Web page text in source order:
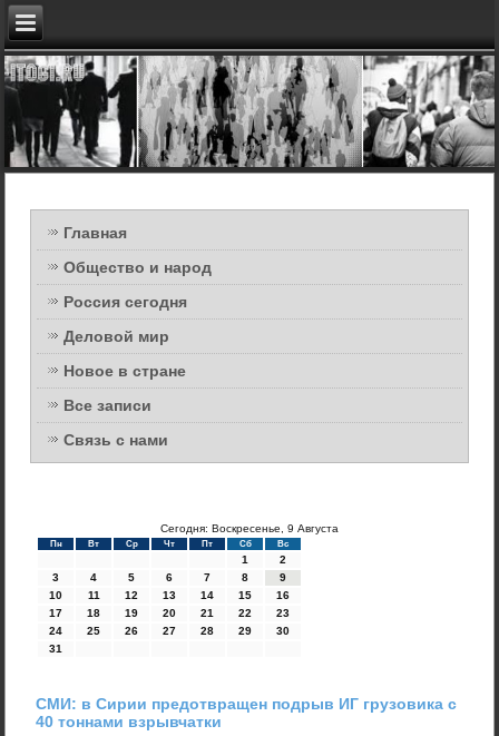
Главная
Общество и народ
Россия сегодня
Деловой мир
Новое в стране
Все записи
Связь с нами
Сегодня: Воскресенье, 9 Августа
Пн Вт Ср Чт Пт Сб Вс
1
2
3
4 5 6 7 8
9
10
11 12 13 14 15
16
17
18 19 20 21 22
23
24
25 26 27 28 29
30
31
СМИ: в Сирии предотвращен подрыв ИГ грузовика с
40 тоннами взрывчатки